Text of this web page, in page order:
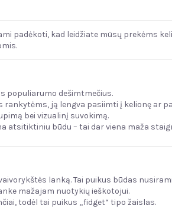
padėkoti, kad leidžiate mūsų prekėms
populiarumo dešimtmečius.
ją lengva pasiimti į kelionę ar
bei vizualinį suvokimą.
atsitiktiniu būdu – tai dar viena maža
lanką. Tai puikus būdas
mažajam nuotykių ieškotojui.
todėl tai puikus „fidget“ tipo žaislas.